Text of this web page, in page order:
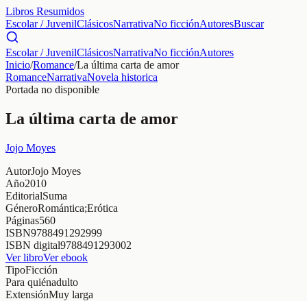
Libros Resumidos
Escolar / JuvenilClásicosNarrativaNo ficciónAutoresBuscar
Escolar / JuvenilClásicosNarrativaNo ficciónAutores
Inicio/Romance/La última carta de amor
RomanceNarrativaNovela historica
Portada no disponible
La última carta de amor
Jojo Moyes
AutorJojo Moyes
Año2010
EditorialSuma
GéneroRomántica;Erótica
Páginas560
ISBN9788491292999
ISBN digital9788491293002
Ver libroVer ebook
TipoFicción
Para quiénadulto
ExtensiónMuy larga